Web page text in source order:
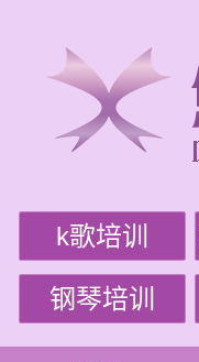
k歌培训
钢琴培训